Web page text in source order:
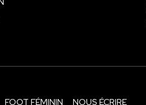
FOOT FÉMININ NOUS ÉCRIRE